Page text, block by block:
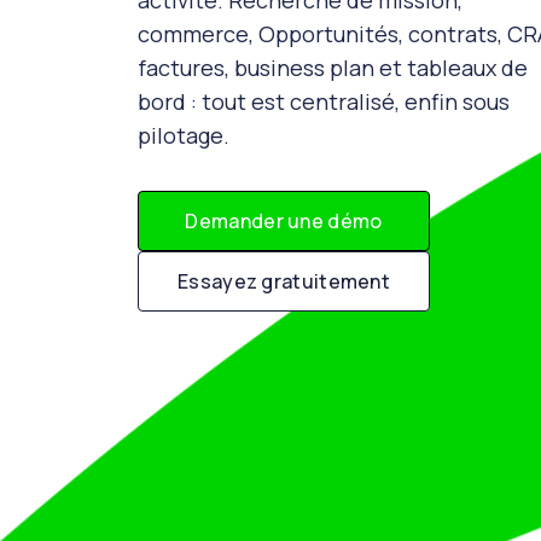
commerce, Opportunités, contrats,
factures, business plan et tableaux de
bord : tout est centralisé, enfin sous
pilotage.
Demander une démo
Essayez gratuitement